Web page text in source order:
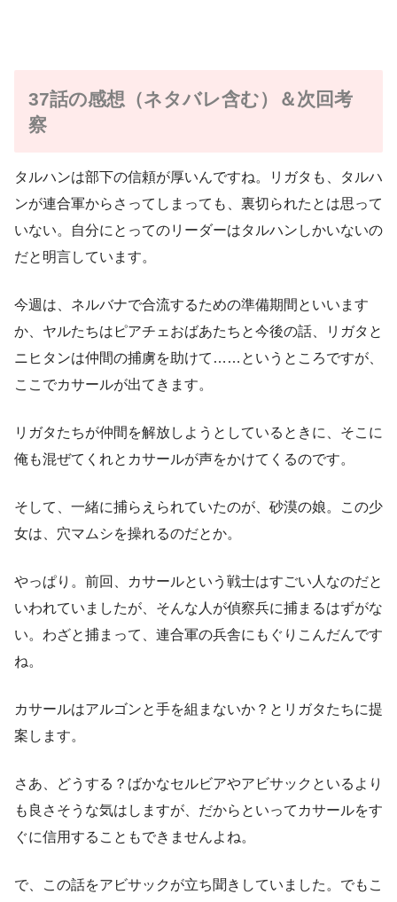
37話の感想（ネタバレ含む）＆次回考
察
タルハンは部下の信頼が厚いんですね。リガタも、タルハ
ンが連合軍からさってしまっても、裏切られたとは思って
いない。自分にとってのリーダーはタルハンしかいないの
だと明言しています。
今週は、ネルバナで合流するための準備期間といいます
か、ヤルたちはピアチェおばあたちと今後の話、リガタと
ニヒタンは仲間の捕虜を助けて……というところですが、
ここでカサールが出てきます。
リガタたちが仲間を解放しようとしているときに、そこに
俺も混ぜてくれとカサールが声をかけてくるのです。
そして、一緒に捕らえられていたのが、砂漠の娘。この少
女は、穴マムシを操れるのだとか。
やっぱり。前回、カサールという戦士はすごい人なのだと
いわれていましたが、そんな人が偵察兵に捕まるはずがな
い。わざと捕まって、連合軍の兵舎にもぐりこんだんです
ね。
カサールはアルゴンと手を組まないか？とリガタたちに提
案します。
さあ、どうする？ばかなセルビアやアビサックといるより
も良さそうな気はしますが、だからといってカサールをす
ぐに信用することもできませんよね。
で、この話をアビサックが立ち聞きしていました。でもこ